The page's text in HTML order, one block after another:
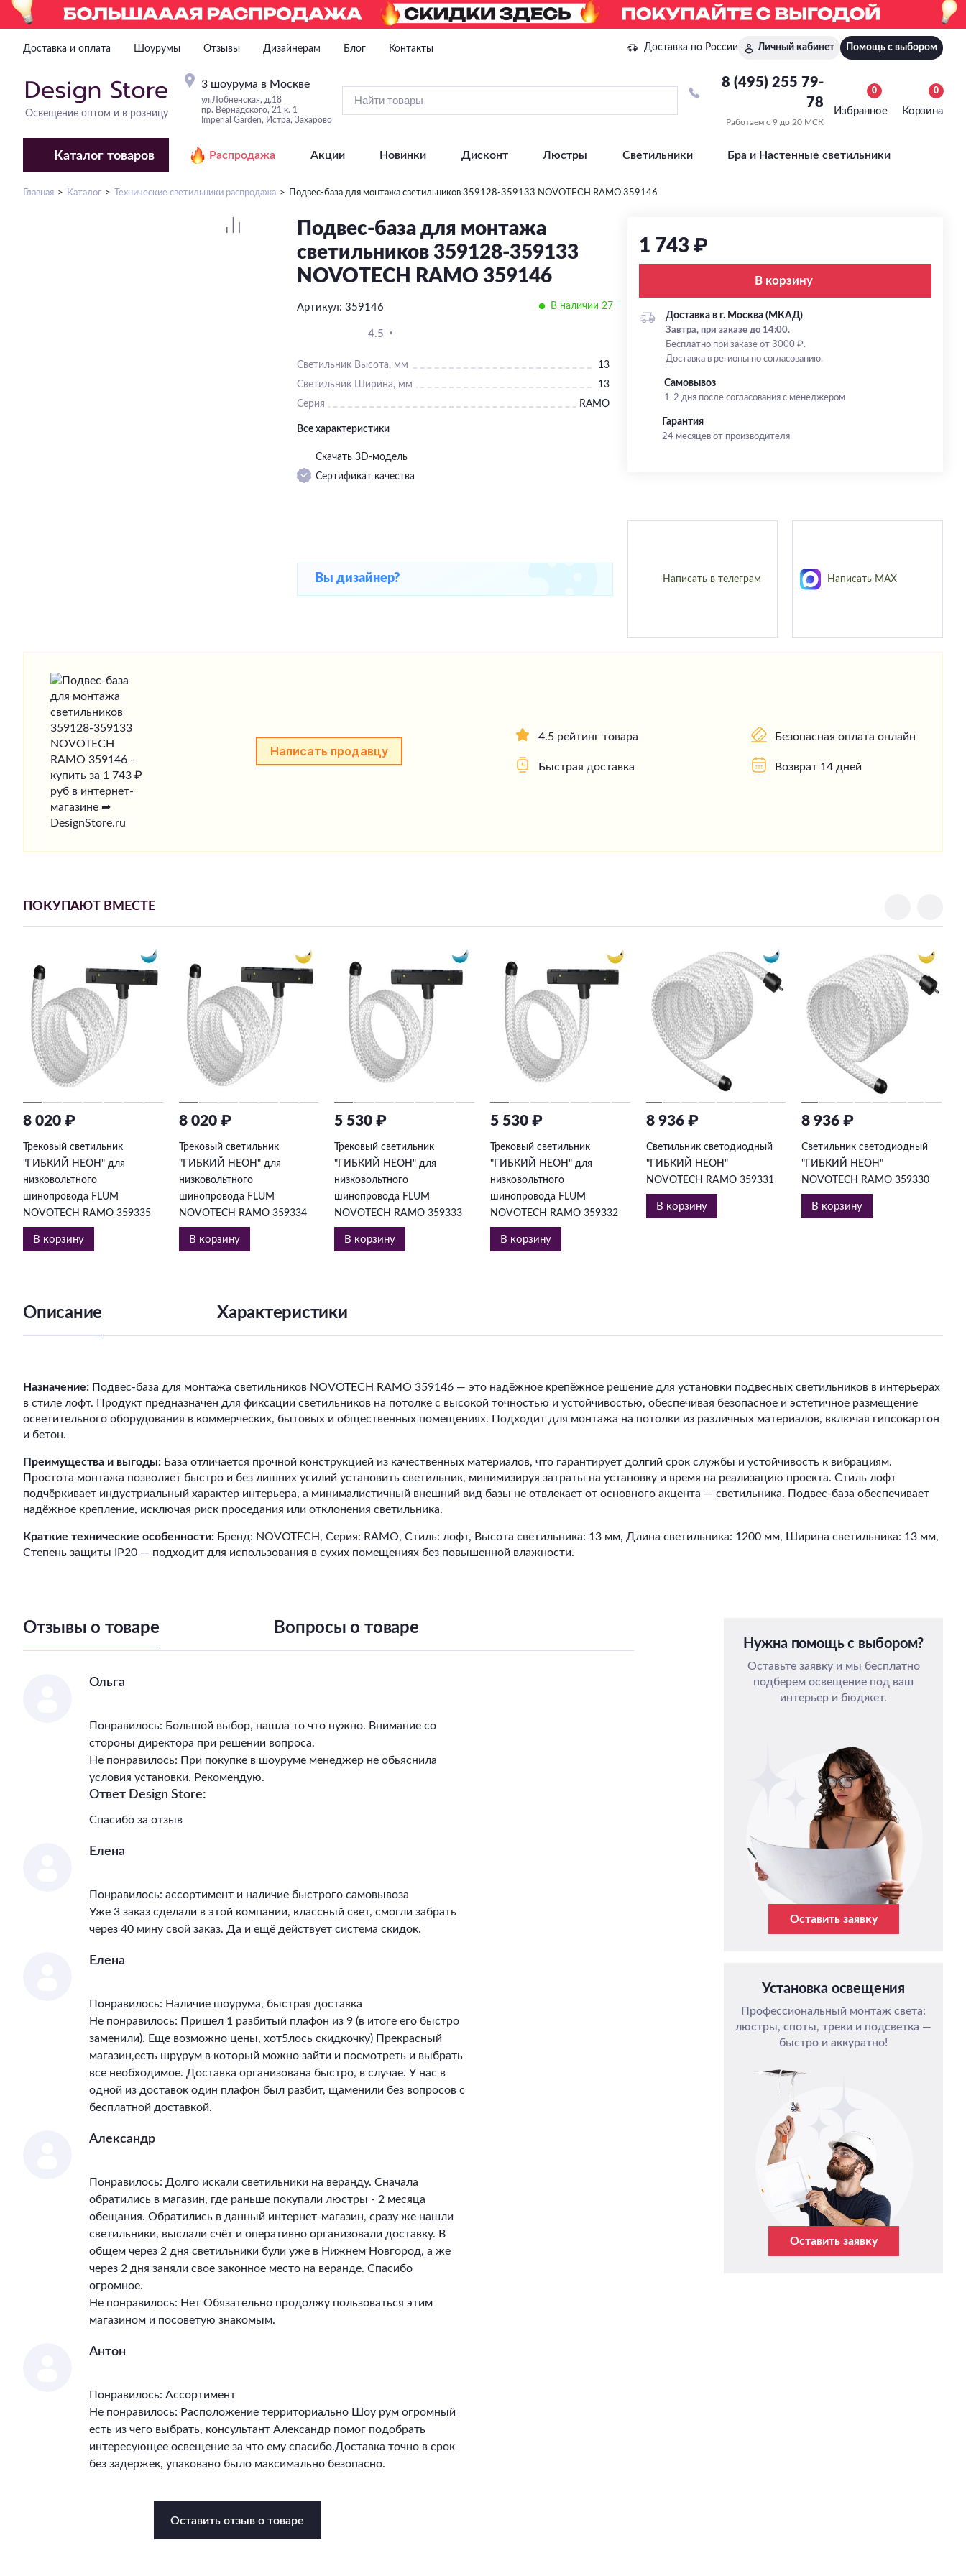
Доставка и оплата Шоурумы Отзывы Дизайнерам Блог Контакты Доставка по России Личный кабинет Помощь с выбором
Освещение оптом и в розницу
3 шоурума в Москве
ул.Лобненская, д.18
пр. Вернадского, 21 к. 1
Imperial Garden, Истра, Захарово
8 (495) 255 79-
78
Работаем с 9 до 20 МСК
Избранное
0
Корзина
0
Каталог товаров Распродажа Акции Новинки Дисконт Люстры Светильники Бра и Настенные светильники
Главная Каталог Технические светильники распродажа Подвес-база для монтажа светильников 359128-359133 NOVOTECH RAMO 359146
Подвес-база для монтажа
светильников 359128-359133
NOVOTECH RAMO 359146
Артикул: 359146 В наличии 27
4.5
Светильник Высота, мм
13
Светильник Ширина, мм
13
Серия
RAMO
Все характеристики
Скачать 3D-модель
Сертификат качества
1 743 ₽
В корзину
Доставка в г. Москва (МКАД)
Завтра, при заказе до 14:00.
Бесплатно при заказе от 3000 ₽.
Доставка в регионы по согласованию.
Самовывоз
1-2 дня после согласования с менеджером
Гарантия
24 месяцев от производителя
Вы дизайнер? Написать в телеграм Написать MAX
Написать продавцу
4.5 рейтинг товара
Быстрая доставка
Безопасная оплата онлайн
Возврат 14 дней
ПОКУПАЮТ ВМЕСТЕ
8 020 ₽
Трековый светильник
"ГИБКИЙ НЕОН" для
низковольтного
шинопровода FLUM
NOVOTECH RAMO 359335
В корзину
8 020 ₽
Трековый светильник
"ГИБКИЙ НЕОН" для
низковольтного
шинопровода FLUM
NOVOTECH RAMO 359334
В корзину
5 530 ₽
Трековый светильник
"ГИБКИЙ НЕОН" для
низковольтного
шинопровода FLUM
NOVOTECH RAMO 359333
В корзину
5 530 ₽
Трековый светильник
"ГИБКИЙ НЕОН" для
низковольтного
шинопровода FLUM
NOVOTECH RAMO 359332
В корзину
8 936 ₽
Светильник светодиодный
"ГИБКИЙ НЕОН"
NOVOTECH RAMO 359331
В корзину
8 936 ₽
Светильник светодиодный
"ГИБКИЙ НЕОН"
NOVOTECH RAMO 359330
В корзину
Описание Характеристики
Назначение: Подвес-база для монтажа светильников NOVOTECH RAMO 359146 — это надёжное крепёжное решение для установки подвесных светильников в интерьерах
в стиле лофт. Продукт предназначен для фиксации светильников на потолке с высокой точностью и устойчивостью, обеспечивая безопасное и эстетичное размещение
осветительного оборудования в коммерческих, бытовых и общественных помещениях. Подходит для монтажа на потолки из различных материалов, включая гипсокартон
и бетон.
Преимущества и выгоды: База отличается прочной конструкцией из качественных материалов, что гарантирует долгий срок службы и устойчивость к вибрациям.
Простота монтажа позволяет быстро и без лишних усилий установить светильник, минимизируя затраты на установку и время на реализацию проекта. Стиль лофт
подчёркивает индустриальный характер интерьера, а минималистичный внешний вид базы не отвлекает от основного акцента — светильника. Подвес-база обеспечивает
надёжное крепление, исключая риск проседания или отклонения светильника.
Краткие технические особенности: Бренд: NOVOTECH, Серия: RAMO, Стиль: лофт, Высота светильника: 13 мм, Длина светильника: 1200 мм, Ширина светильника: 13 мм,
Степень защиты IP20 — подходит для использования в сухих помещениях без повышенной влажности.
Отзывы о товаре Вопросы о товаре
Ольга
Понравилось: Большой выбор, нашла то что нужно. Внимание со
стороны директора при решении вопроса.
Не понравилось: При покупке в шоуруме менеджер не обьяснила
условия установки. Рекомендую.
Ответ Design Store:
Спасибо за отзыв
Елена
Понравилось: ассортимент и наличие быстрого самовывоза
Уже 3 заказ сделали в этой компании, классный свет, смогли забрать
через 40 мину свой заказ. Да и ещё действует система скидок.
Елена
Понравилось: Наличие шоурума, быстрая доставка
Не понравилось: Пришел 1 разбитый плафон из 9 (в итоге его быстро
заменили). Еще возможно цены, хот5лось скидкочку) Прекрасный
магазин,есть шрурум в который можно зайти и посмотреть и выбрать
все необходимое. Доставка организована быстро, в случае. У нас в
одной из доставок один плафон был разбит, щаменили без вопросов с
бесплатной доставкой.
Александр
Понравилось: Долго искали светильники на веранду. Сначала
обратились в магазин, где раньше покупали люстры - 2 месяца
обещания. Обратились в данный интернет-магазин, сразу же нашли
светильники, выслали счёт и оперативно организовали доставку. В
общем через 2 дня светильники були уже в Нижнем Новгород, а же
через 2 дня заняли свое законное место на веранде. Спасибо
огромное.
Не понравилось: Нет Обязательно продолжу пользоваться этим
магазином и посоветую знакомым.
Антон
Понравилось: Ассортимент
Не понравилось: Расположение территориально Шоу рум огромный
есть из чего выбрать, консультант Александр помог подобрать
интересующее освещение за что ему спасибо.Доставка точно в срок
без задержек, упаковано было максимально безопасно.
Оставить отзыв о товаре
Нужна помощь с выбором?
Оставьте заявку и мы бесплатно
подберем освещение под ваш
интерьер и бюджет.
Оставить заявку
Установка освещения
Профессиональный монтаж света:
люстры, споты, треки и подсветка —
быстро и аккуратно!
Оставить заявку